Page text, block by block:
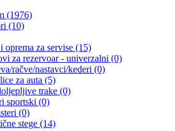
(1976)
(10)
oprema za servise (15)
za rezervoar - univerzalni (0)
račve/nastavci/kederi (0)
za auta (5)
trake (0)
sportski (0)
(0)
stege (14)